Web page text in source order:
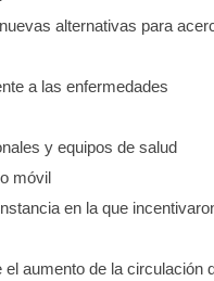
alternativas para
a las enfermedades
y equipos de salud
móvil
en la que
aumento de la circulación